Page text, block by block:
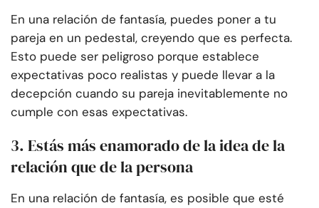
En una relación de fantasía, puedes poner a tu
pareja en un pedestal, creyendo que es perfecta.
Esto puede ser peligroso porque establece
expectativas poco realistas y puede llevar a la
decepción cuando su pareja inevitablemente no
cumple con esas expectativas.
3. Estás más enamorado de la idea de la
relación que de la persona
En una relación de fantasía, es posible que esté